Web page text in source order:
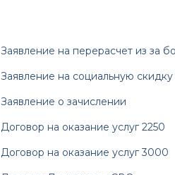
Заявление на перерасчет из за
Заявление на социальную скидку
Заявление о зачислении
Договор на оказание услуг 2250
Договор на оказание услуг 3000